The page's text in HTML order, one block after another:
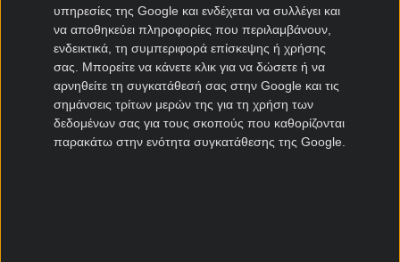
υπηρεσίες της Google και ενδέχεται να συλλέγει και
να αποθηκεύει πληροφορίες που περιλαμβάνουν,
ενδεικτικά, τη συμπεριφορά επίσκεψης ή χρήσης
σας. Μπορείτε να κάνετε κλικ για να δώσετε ή να
αρνηθείτε τη συγκατάθεσή σας στην Google και τις
σημάνσεις τρίτων μερών της για τη χρήση των
δεδομένων σας για τους σκοπούς που καθορίζονται
παρακάτω στην ενότητα συγκατάθεσης της Google.
Μεταγραφές Cyprus League
Πάφος μεταγραφές
ΑΠΟΕΛ μεταγραφές
ΑΕΚ Λάρνακας μεταγραφές
Ομόνοια μεταγραφές